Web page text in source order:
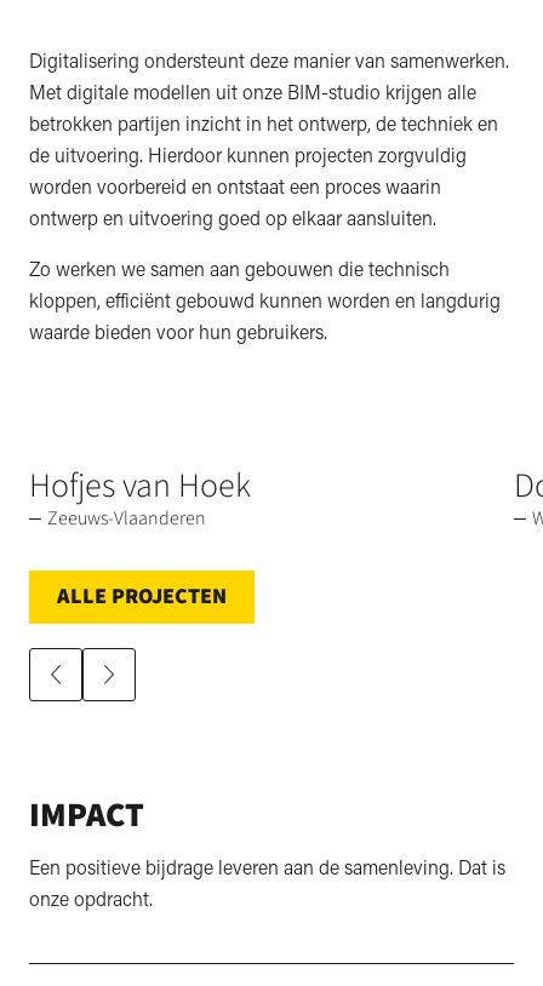
Digitalisering ondersteunt deze manier van samenwerken.
Met digitale modellen uit onze BIM-studio krijgen alle
betrokken partijen inzicht in het ontwerp, de techniek en
de uitvoering. Hierdoor kunnen projecten zorgvuldig
worden voorbereid en ontstaat een proces waarin
ontwerp en uitvoering goed op elkaar aansluiten.
Zo werken we samen aan gebouwen die technisch
kloppen, efficiënt gebouwd kunnen worden en langdurig
waarde bieden voor hun gebruikers.
Hofjes van Hoek
Zeeuws-Vlaanderen
ALLE PROJECTEN
IMPACT
Een positieve bijdrage leveren aan de samenleving. Dat is
onze opdracht.